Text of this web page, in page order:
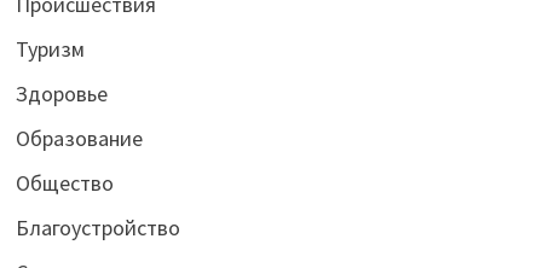
Туризм
Здоровье
Образование
Общество
Благоустройство